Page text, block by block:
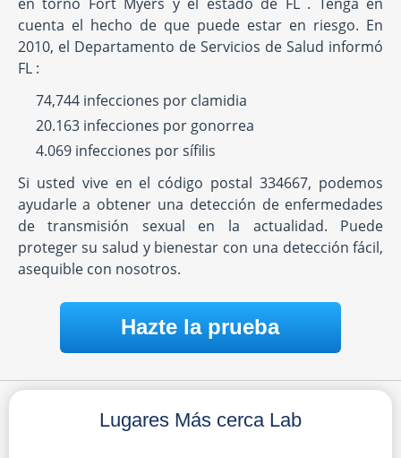
cuenta el hecho de que puede estar en riesgo. En
2010, el Departamento de Servicios de Salud informó
FL :
74,744 infecciones por clamidia
20.163 infecciones por gonorrea
4.069 infecciones por sífilis
Si usted vive en el código postal 334667, podemos
ayudarle a obtener una detección de enfermedades
de transmisión sexual en la actualidad. Puede
proteger su salud y bienestar con una detección fácil,
asequible con nosotros.
Hazte la prueba
Lugares Más cerca Lab